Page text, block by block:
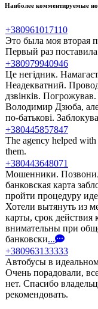
Наиболее комментируемые
+380961017110
Это была моя вторая
Первый раз
+380979940946
Це негідник.
Неадекватний.
дзвінків.
Володимир Дзюба, але
по-батькові.
+380445857847
The agency helped
them.
+380443648071
Мошенники.
банковская карта
пройти процедуру
Хотели вытянуть из
карты, срок действия
внимательны при
банковски...
+380963133333
Автобусы в
Очень порадовали,
нет. Спасибо
рекомендовать.